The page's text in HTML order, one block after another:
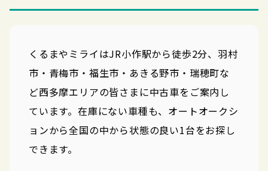
くるまやミライはJR小作駅から徒歩2分、羽村
市・青梅市・福生市・あきる野市・瑞穂町な
ど西多摩エリアの皆さまに中古車をご案内し
ています。在庫にない車種も、オートオークシ
ョンから全国の中から状態の良い1台をお探し
できます。